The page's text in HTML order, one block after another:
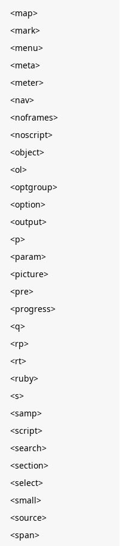
<map>
<mark>
<menu>
<meta>
<meter>
<nav>
<noframes>
<noscript>
<object>
<ol>
<optgroup>
<option>
<output>
<p>
<param>
<picture>
<pre>
<progress>
<q>
<rp>
<rt>
<ruby>
<s>
<samp>
<script>
<search>
<section>
<select>
<small>
<source>
<span>